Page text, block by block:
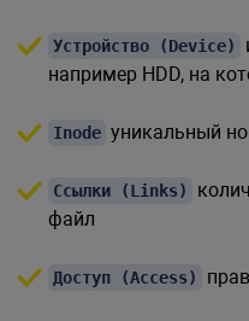
Устройство (Device)
например HDD, на
Inode уникальный
Ссылки (Links)
файл
Доступ (Access)